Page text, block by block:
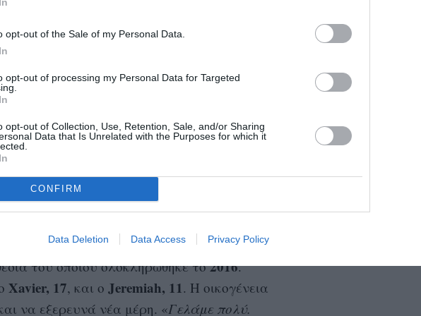
opt-out of the Sale of my Personal Data.
opt-out of processing my Personal Data for Targeted
opt-out of Collection, Use, Retention, Sale, and/or Sharing
Data that Is Unrelated with the Purposes for which it
CONFIRM
Data Deletion Data Access Privacy Policy
έχω ιδέα τι πρέπει να κάνω».
από μια άλλη οικογένεια, αλλά όταν έφυγε
στον άλλον. Τότε ο Farmer, μόλις στα
να τον
ήρθαμε τόσο κοντά που νιώθαμε
του Jackson, το αγόρι άρχισε να
τον
11χρονο Xavierκαι, έναν χρόνο μετά,
του οποίου ολοκληρώθηκε το2016.
Xavier, 17, και ο Jeremiah, 11. Η οικογένεια
να εξερευνά νέα μέρη. «Γελάμε πολύ.